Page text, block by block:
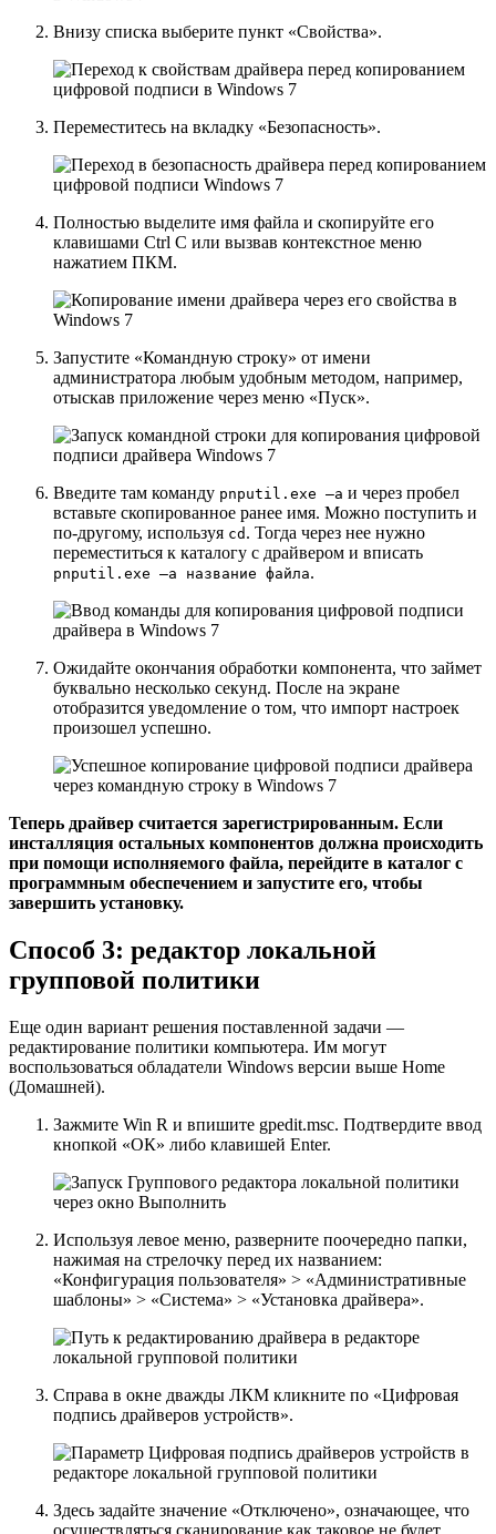
Внизу списка выберите пункт «Свойства».
Переместитесь на вкладку «Безопасность».
Полностью выделите имя файла и скопируйте его
клавишами Ctrl C или вызвав контекстное меню
нажатием ПКМ.
Запустите «Командную строку» от имени
администратора любым удобным методом, например,
отыскав приложение через меню «Пуск».
Введите там команду pnputil.exe –a и через пробел
вставьте скопированное ранее имя. Можно поступить и
по-другому, используя cd . Тогда через нее нужно
переместиться к каталогу с драйвером и вписать
pnputil.exe –a название файла.
Ожидайте окончания обработки компонента, что займет
буквально несколько секунд. После на экране
отобразится уведомление о том, что импорт настроек
произошел успешно.
Теперь драйвер считается зарегистрированным. Если
инсталляция остальных компонентов должна происходить
при помощи исполняемого файла, перейдите в каталог с
программным обеспечением и запустите его, чтобы
завершить установку.
Способ 3: редактор локальной
групповой политики
Еще один вариант решения поставленной задачи —
редактирование политики компьютера. Им могут
воспользоваться обладатели Windows версии выше Home
(Домашней).
Зажмите Win R и впишите gpedit.msc. Подтвердите ввод
кнопкой «ОК» либо клавишей Enter.
Используя левое меню, разверните поочередно папки,
нажимая на стрелочку перед их названием:
«Конфигурация пользователя» > «Административные
шаблоны» > «Система» > «Установка драйвера».
Справа в окне дважды ЛКМ кликните по «Цифровая
подпись драйверов устройств».
Здесь задайте значение «Отключено», означающее, что
осуществляться сканирование как таковое не будет.